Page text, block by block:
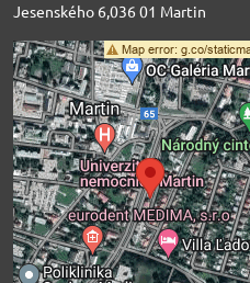
Jesenského 6,036 01 Martin
Externý obsah je
blokovaný Voľbami
súkromia
Prajete si načítať externý
Povoliť tentokrát